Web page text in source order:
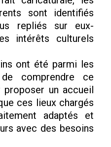
sont identifiés
repliés sur eux-
intérêts culturels
ont été parmi les
comprendre ce
proposer un accueil
ces lieux chargés
adaptés et
avec des besoins